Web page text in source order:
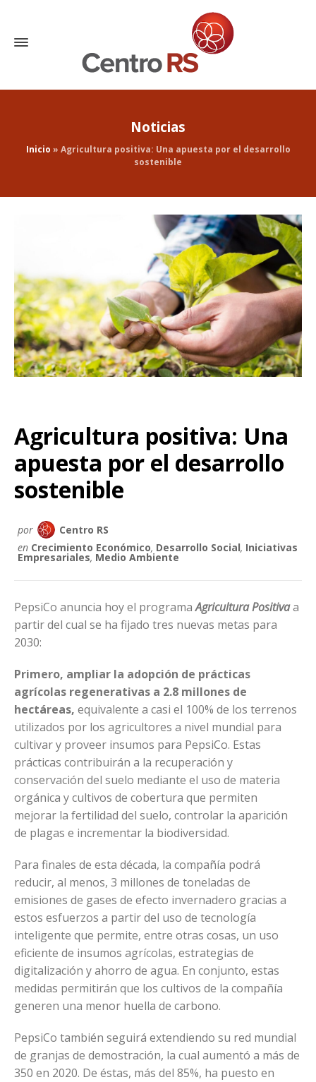
Noticias
Inicio » Agricultura positiva: Una apuesta por el desarrollo
sostenible
Agricultura positiva: Una
apuesta por el desarrollo
sostenible
por
Centro RS
en Crecimiento Económico, Desarrollo Social, Iniciativas
Empresariales, Medio Ambiente
PepsiCo anuncia hoy el programaAgricultura Positivaa
partir del cual se ha fijado tres nuevas metas para
2030:
Primero, ampliar la adopción de prácticas
agrícolas regenerativas a 2.8 millones de
hectáreas, equivalente a casi el 100% de los terrenos
utilizados por los agricultores a nivel mundial para
cultivar y proveer insumos para PepsiCo. Estas
prácticas contribuirán a la recuperación y
conservación del suelo mediante el uso de materia
orgánica y cultivos de cobertura que permiten
mejorar la fertilidad del suelo, controlar la aparición
de plagas e incrementar la biodiversidad.
Para finales de esta década, la compañía podrá
reducir, al menos, 3 millones de toneladas de
emisiones de gases de efecto invernadero gracias a
estos esfuerzos a partir del uso de tecnología
inteligente que permite, entre otras cosas, un uso
eficiente de insumos agrícolas, estrategias de
digitalización y ahorro de agua. En conjunto, estas
medidas permitirán que los cultivos de la compañía
generen una menor huella de carbono.
PepsiCo también seguirá extendiendo su red mundial
de granjas de demostración, la cual aumentó a más de
350 en 2020. De éstas, más del 85%, ha puesto en